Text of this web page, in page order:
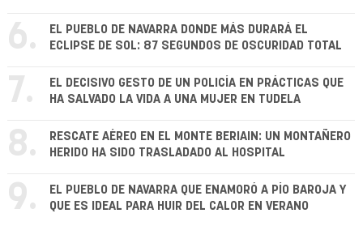
6.
EL PUEBLO DE NAVARRA DONDE MÁS DURARÁ EL
ECLIPSE DE SOL: 87 SEGUNDOS DE OSCURIDAD TOTAL
7.
EL DECISIVO GESTO DE UN POLICÍA EN PRÁCTICAS QUE
HA SALVADO LA VIDA A UNA MUJER EN TUDELA
8.
RESCATE AÉREO EN EL MONTE BERIAIN: UN MONTAÑERO
HERIDO HA SIDO TRASLADADO AL HOSPITAL
9.
EL PUEBLO DE NAVARRA QUE ENAMORÓ A PÍO BAROJA Y
QUE ES IDEAL PARA HUIR DEL CALOR EN VERANO